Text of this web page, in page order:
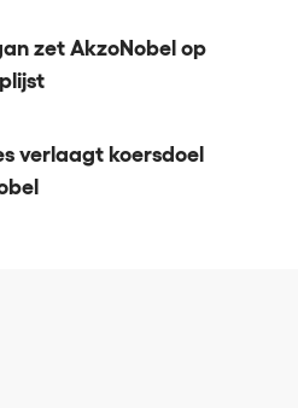
zet AkzoNobel op
verlaagt koersdoel